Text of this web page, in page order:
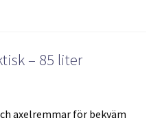
– 85 liter
axelremmar för bekväm